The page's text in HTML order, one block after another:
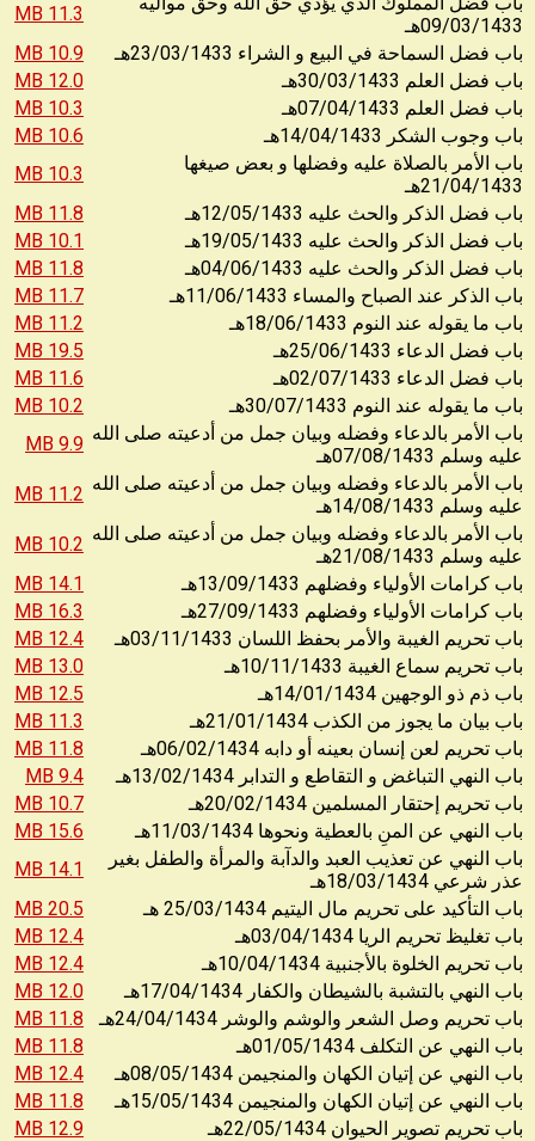
09/03/1433هـ
11.3 MB
باب فضل السماحة في البيع و الشراء 23/03/1433هـ 10.9 MB
باب فضل العلم 30/03/1433هـ 12.0 MB
باب فضل العلم 07/04/1433هـ 10.3 MB
باب وجوب الشكر 14/04/1433هـ 10.6 MB
باب الأمر بالصلاة عليه وفضلها و بعض صيغها
21/04/1433هـ
10.3 MB
باب فضل الذكر والحث عليه 12/05/1433هـ 11.8 MB
باب فضل الذكر والحث عليه 19/05/1433هـ 10.1 MB
باب فضل الذكر والحث عليه 04/06/1433هـ 11.8 MB
باب الذكر عند الصباح والمساء 11/06/1433هـ 11.7 MB
باب ما يقوله عند النوم 18/06/1433هـ 11.2 MB
باب فضل الدعاء 25/06/1433هـ 19.5 MB
باب فضل الدعاء 02/07/1433هـ 11.6 MB
باب ما يقوله عند النوم 30/07/1433هـ 10.2 MB
باب الأمر بالدعاء وفضله وبيان جمل من أدعيته صلى الله
عليه وسلم 07/08/1433هـ
9.9 MB
باب الأمر بالدعاء وفضله وبيان جمل من أدعيته صلى الله
عليه وسلم 14/08/1433هـ
11.2 MB
باب الأمر بالدعاء وفضله وبيان جمل من أدعيته صلى الله
عليه وسلم 21/08/1433هـ
10.2 MB
باب كرامات الأولياء وفضلهم 13/09/1433هـ 14.1 MB
باب كرامات الأولياء وفضلهم 27/09/1433هـ 16.3 MB
باب تحريم الغيبة والأمر بحفظ اللسان 03/11/1433هـ 12.4 MB
باب تحريم سماع الغيبة 10/11/1433هـ 13.0 MB
باب ذم ذو الوجهين 14/01/1434هـ 12.5 MB
باب بيان ما يجوز من الكذب 21/01/1434هـ 11.3 MB
باب تحريم لعن إنسان بعينه أو دابه 06/02/1434هـ 11.8 MB
باب النهي التباغض و التقاطع و التدابر 13/02/1434هـ 9.4 MB
باب تحريم إحتقار المسلمين 20/02/1434هـ 10.7 MB
باب النهي عن المنِ بالعطية ونحوها 11/03/1434هـ 15.6 MB
باب النهي عن تعذيب العبد والدآبة والمرأة والطفل بغير
عذر شرعي 18/03/1434هـ
14.1 MB
باب التأكيد على تحريم مال اليتيم 25/03/1434 هـ 20.5 MB
باب تغليظ تحريم الريا 03/04/1434هـ 12.4 MB
باب تحريم الخلوة بالأجنبية 10/04/1434هـ 12.4 MB
باب النهي بالتشبة بالشيطان والكفار 17/04/1434هـ 12.0 MB
باب تحريم وصل الشعر والوشم والوشر 24/04/1434هـ 11.8 MB
باب النهي عن التكلف 01/05/1434هـ 11.8 MB
باب النهي عن إتيان الكهان والمنجيمن 08/05/1434هـ 12.4 MB
باب النهي عن إتيان الكهان والمنجيمن 15/05/1434هـ 11.8 MB
باب تحريم تصوير الحيوان 22/05/1434هـ 12.9 MB